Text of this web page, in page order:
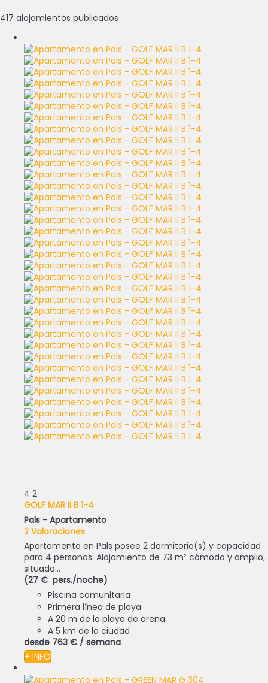
417 alojamientos publicados
4 2
GOLF MAR II B 1-4
Pals - Apartamento
2 Valoraciones
Apartamento en Pals posee 2 dormitorio(s) y capacidad
para 4 personas. Alojamiento de 73 m² cómodo y amplio,
situado...
(27 € pers./noche)
Piscina comunitaria
Primera línea de playa
A 20 m de la playa de arena
A 5 km de la ciudad
desde 763 € / semana
+ INFO